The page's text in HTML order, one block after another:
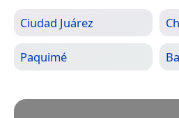
Ciudad Juárez
Paquimé